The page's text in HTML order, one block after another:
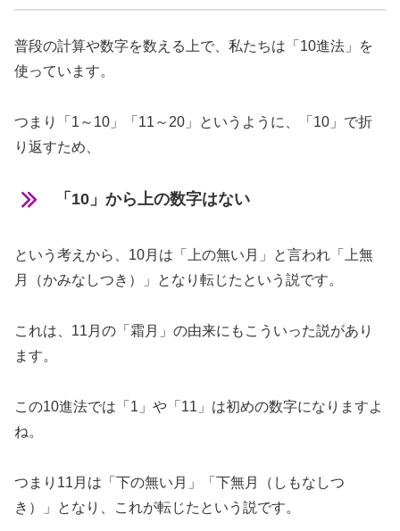
普段の計算や数字を数える上で、私たちは「10進法」を
使っています。
つまり「1～10」「11～20」というように、「10」で折
り返すため、
「10」から上の数字はない
という考えから、10月は「上の無い月」と言われ「上無
月（かみなしつき）」となり転じたという説です。
これは、11月の「霜月」の由来にもこういった説があり
ます。
この10進法では「1」や「11」は初めの数字になりますよ
ね。
つまり11月は「下の無い月」「下無月（しもなしつ
き）」となり、これが転じたという説です。